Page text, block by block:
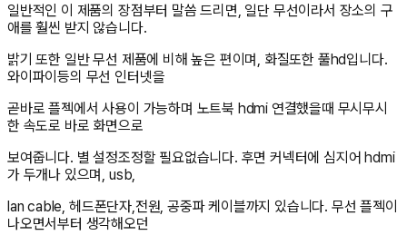
일반적인 이 제품의 장점부터 말씀 드리면, 일단 무선이라서 장소의 구
애를 훨씬 받지 않습니다.
밝기 또한 일반 무선 제품에 비해 높은 편이며, 화질또한 풀hd입니다.
와이파이등의 무선 인터넷을
곧바로 플젝에서 사용이 가능하며 노트북 hdmi 연결했을때 무시무시
한 속도로 바로 화면으로
보여줍니다. 별 설정조정할 필요없습니다. 후면 커넥터에 심지어 hdmi
가 두개나 있으며, usb,
lan cable, 헤드폰단자,전원, 공중파 케이블까지 있습니다. 무선 플젝이
나오면서부터 생각해오던